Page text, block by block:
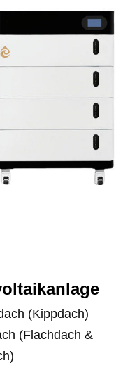
(Kippdach)
(Flachdach &